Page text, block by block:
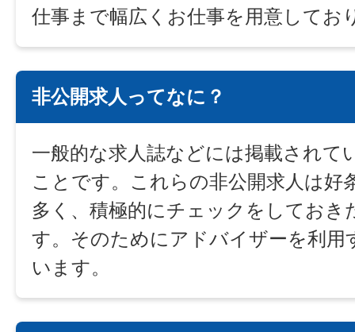
仕事まで幅広くお仕事を用意してお
非公開求人ってなに？
一般的な求人誌などには掲載されて
ことです。これらの非公開求人は好
多く、積極的にチェックをしておき
す。そのためにアドバイザーを利用
います。